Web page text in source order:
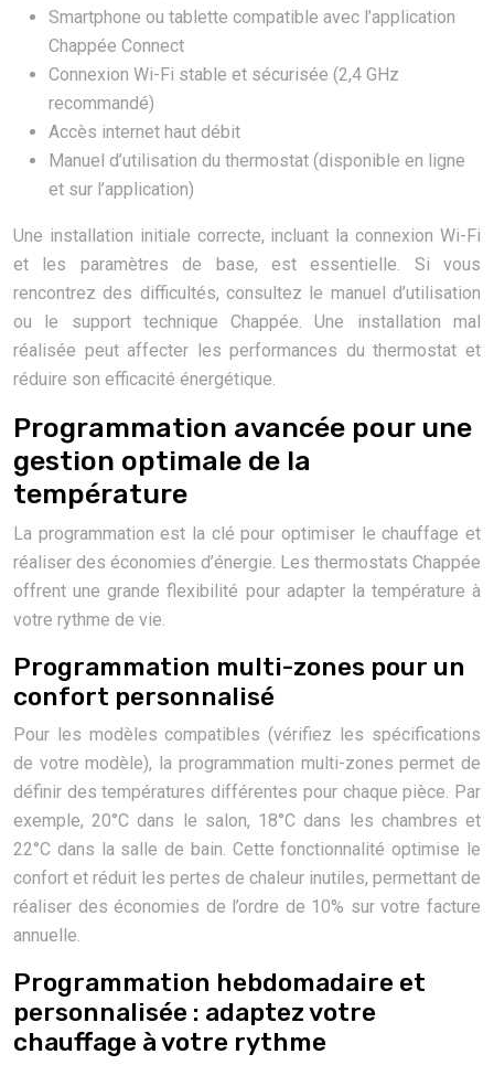
Smartphone ou tablette compatible avec l’application
Chappée Connect
Connexion Wi-Fi stable et sécurisée (2,4 GHz
recommandé)
Accès internet haut débit
Manuel d’utilisation du thermostat (disponible en ligne
et sur l’application)
Une installation initiale correcte, incluant la connexion Wi-Fi
et les paramètres de base, est essentielle. Si vous
rencontrez des difficultés, consultez le manuel d’utilisation
ou le support technique Chappée. Une installation mal
réalisée peut affecter les performances du thermostat et
réduire son efficacité énergétique.
Programmation avancée pour une
gestion optimale de la
température
La programmation est la clé pour optimiser le chauffage et
réaliser des économies d’énergie. Les thermostats Chappée
offrent une grande flexibilité pour adapter la température à
votre rythme de vie.
Programmation multi-zones pour un
confort personnalisé
Pour les modèles compatibles (vérifiez les spécifications
de votre modèle), la programmation multi-zones permet de
définir des températures différentes pour chaque pièce. Par
exemple, 20°C dans le salon, 18°C dans les chambres et
22°C dans la salle de bain. Cette fonctionnalité optimise le
confort et réduit les pertes de chaleur inutiles, permettant de
réaliser des économies de l’ordre de 10% sur votre facture
annuelle.
Programmation hebdomadaire et
personnalisée : adaptez votre
chauffage à votre rythme